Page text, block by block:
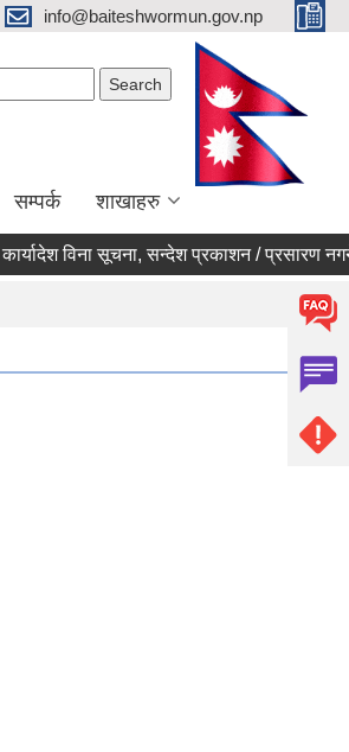
info@baiteshwormun.gov.np
सम्पर्क शाखाहरु
विना सूचना, सन्देश प्रकाशन / प्रसारण नगर्ने